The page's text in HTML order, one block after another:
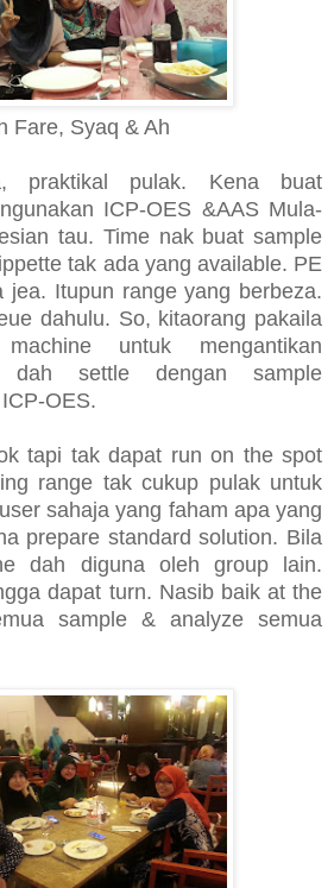
Fare, Syaq & Ah
praktikal pulak. Kena buat
ICP-OES &AAS Mula-
tau. Time nak buat sample
tak ada yang available. PE
jea. Itupun range yang berbeza.
dahulu. So, kitaorang pakaila
untuk mengantikan
dah settle dengan sample
OES.
tapi tak dapat run on the spot
range tak cukup pulak untuk
sahaja yang faham apa yang
prepare standard solution. Bila
dah diguna oleh group lain.
dapat turn. Nasib baik at the
sample & analyze semua